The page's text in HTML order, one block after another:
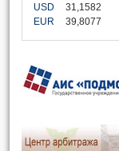
USD 31,1582
EUR
39,8077